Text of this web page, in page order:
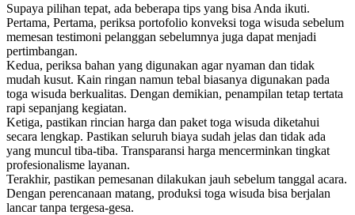
Supaya pilihan tepat, ada beberapa tips yang bisa Anda ikuti.
Pertama, Pertama, periksa portofolio konveksi toga wisuda sebelum
memesan testimoni pelanggan sebelumnya juga dapat menjadi
pertimbangan.
Kedua, periksa bahan yang digunakan agar nyaman dan tidak
mudah kusut. Kain ringan namun tebal biasanya digunakan pada
toga wisuda berkualitas. Dengan demikian, penampilan tetap tertata
rapi sepanjang kegiatan.
Ketiga, pastikan rincian harga dan paket toga wisuda diketahui
secara lengkap. Pastikan seluruh biaya sudah jelas dan tidak ada
yang muncul tiba-tiba. Transparansi harga mencerminkan tingkat
profesionalisme layanan.
Terakhir, pastikan pemesanan dilakukan jauh sebelum tanggal acara.
Dengan perencanaan matang, produksi toga wisuda bisa berjalan
lancar tanpa tergesa-gesa.